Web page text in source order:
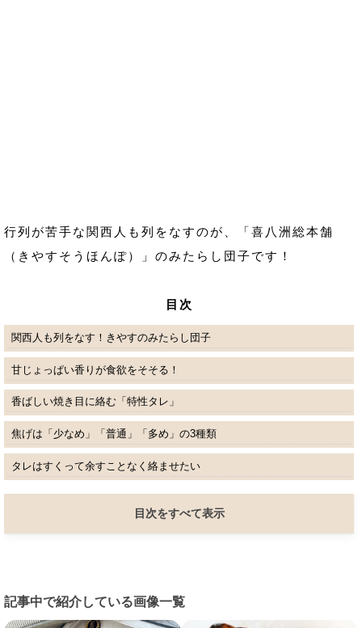
行列が苦手な関西人も列をなすのが、「喜八洲総本舗
（きやすそうほんぽ）」のみたらし団子です！
目次
関西人も列をなす！きやすのみたらし団子
甘じょっぱい香りが食欲をそそる！
香ばしい焼き目に絡む「特性タレ」
焦げは「少なめ」「普通」「多め」の3種類
タレはすくって余すことなく絡ませたい
目次をすべて表示
記事中で紹介している画像一覧